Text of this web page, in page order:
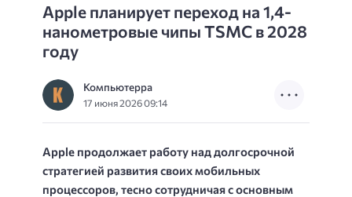
Apple планирует переход на 1,4-
нанометровые чипы TSMC в 2028
году
Компьютерра
17 июня 2026 09:14
Apple продолжает работу над долгосрочной
стратегией развития своих мобильных
процессоров, тесно сотрудничая с основным